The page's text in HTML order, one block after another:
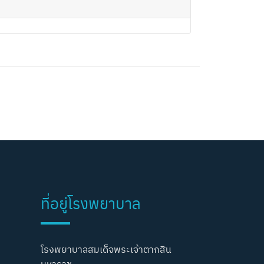
ที่อยู่โรงพยาบาล
โรงพยาบาลสมเด็จพระเจ้าตากสิน